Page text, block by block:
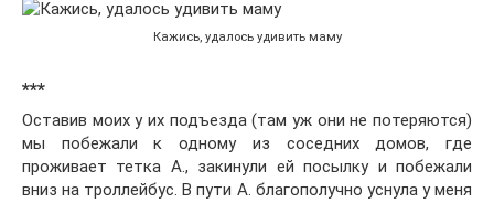
Кажись, удалось удивить маму
***
Оставив моих у их подъезда (там уж они не потеряются)
мы побежали к одному из соседних домов, где
проживает тетка А., закинули ей посылку и побежали
вниз на троллейбус. В пути А. благополучно уснула у меня